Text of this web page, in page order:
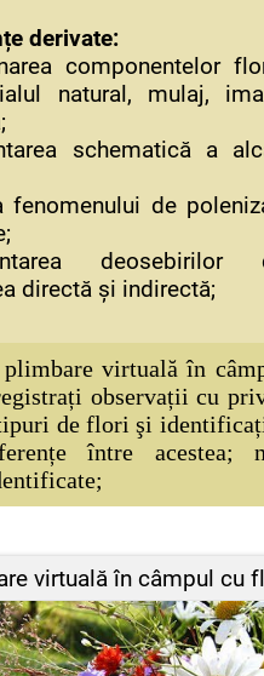
derivate:
componentelor
natural, mulaj,
schematică a
fenomenului de
deosebirilor
directă și indirectă;
virtuală în
observații cu
de flori şi
între acestea;
virtuală în câmpul cu